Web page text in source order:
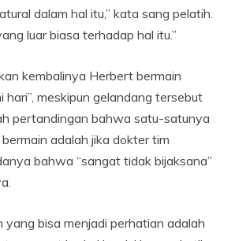
m
b
h
dalam hal itu,” kata sang pelatih.
luar biasa terhadap hal itu.”
kembalinya Herbert bermain
hari”, meskipun gelandang tersebut
pertandingan bahwa satu-satunya
adalah jika dokter tim
bahwa “sangat tidak bijaksana”
yang bisa menjadi perhatian adalah